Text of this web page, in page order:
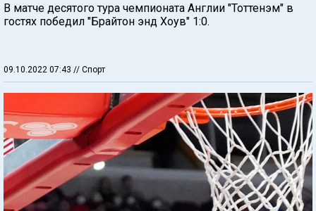
В матче десятого тура чемпионата Англии "Тоттенэм" в
гостях победил "Брайтон энд Хоув" 1:0.
09.10.2022 07:43 // Спорт